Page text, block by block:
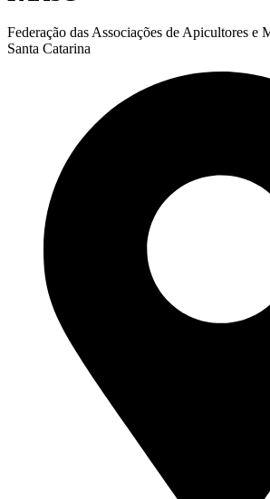
Federação das Associações de Apicultores e
Santa Catarina